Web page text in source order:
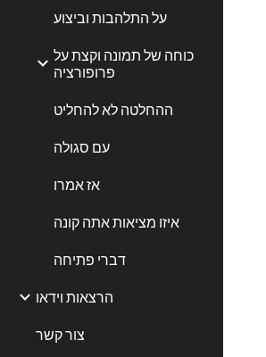
על התלהבות וביצוע
כוחה של תמונה וקצת על
פרופורציה
ההחלטה לא להחליט
עם סגולה
אז אמרו
איזו מציאות אתה קונה
דברי פתיחה
הרצאות וידאו
צור קשר